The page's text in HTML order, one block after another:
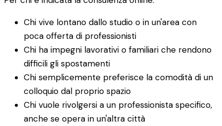
Chi vive lontano dallo studio o in un'area con
poca offerta di professionisti
Chi ha impegni lavorativi o familiari che rendono
difficili gli spostamenti
Chi semplicemente preferisce la comodità di un
colloquio dal proprio spazio
Chi vuole rivolgersi a un professionista specifico,
anche se opera in un'altra città